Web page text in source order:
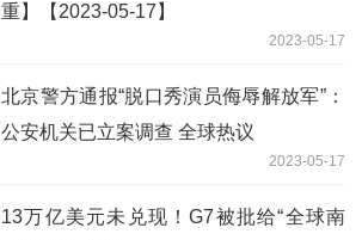
重】【2023-05-17】
2023-05-17
北京警方通报“脱口秀演员侮辱解放军”：
公安机关已立案调查 全球热议
2023-05-17
13万亿美元未兑现！G7被批给“全球南